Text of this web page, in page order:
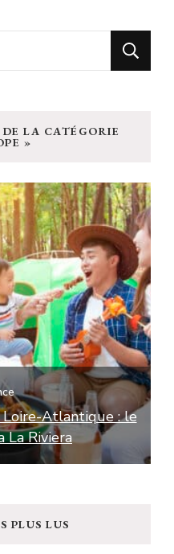
LA CATÉGORIE
»
Atlantique : le
Riviera
PLUS LUS